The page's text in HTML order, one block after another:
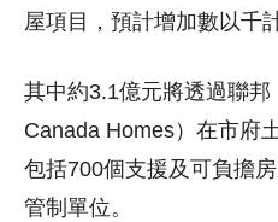
屋項目，預計增加數以千
其中約3.1億元將透過聯
Canada Homes）在市府
包括700個支援及可負擔
管制單位。